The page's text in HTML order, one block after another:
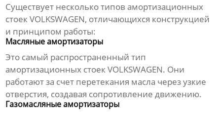
Существует несколько типовамортизационных
стоек VOLKSWAGEN, отличающихся конструкцией
и принципом работы:
Масляные амортизаторы
Это самый распространенный тип
амортизационных стоек VOLKSWAGEN. Они
работают за счет перетекания масла через узкие
отверстия, создавая сопротивление движению.
Газомасляные амортизаторы